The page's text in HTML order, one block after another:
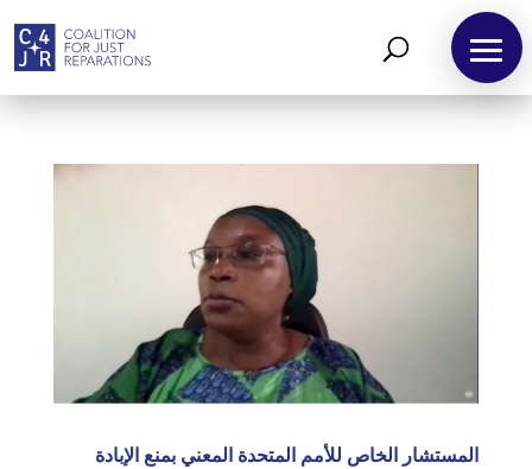
المستشار الخاص للأمم المتحدة المعني بمنع الإبادة